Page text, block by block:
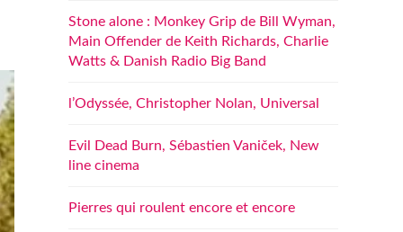
Stone alone : Monkey Grip de Bill Wyman,
Main Offender de Keith Richards, Charlie
Watts & Danish Radio Big Band
l’Odyssée, Christopher Nolan, Universal
Evil Dead Burn, Sébastien Vaniček, New
line cinema
Pierres qui roulent encore et encore